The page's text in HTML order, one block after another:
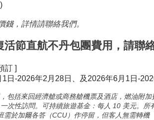
錢，詳情請聯絡我們。
活節直航不丹包團費用，請聯
訂 ]
日-2026年2月28日、及2026年6月1日-
包括來回經濟艙或商務艙機票及酒店，燃油附
次性訪問。可持續旅遊基金：每人 10 美元。所
需於加爾各答（CCU）作停留，但客人無需轉機